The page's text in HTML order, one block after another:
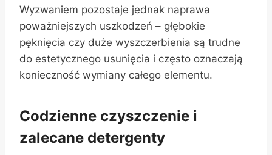
Wyzwaniem pozostaje jednak naprawa
poważniejszych uszkodzeń – głębokie
pęknięcia czy duże wyszczerbienia są trudne
do estetycznego usunięcia i często oznaczają
konieczność wymiany całego elementu.
Codzienne czyszczenie i
zalecane detergenty